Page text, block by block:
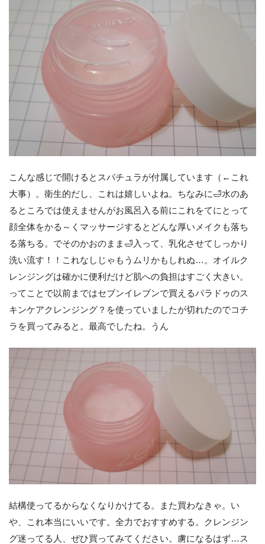
こんな感じで開けるとスパチュラが付属しています（←これ
大事）。衛生的だし、これは嬉しいよね。ちなみに🛁水のあ
るところでは使えませんがお風呂入る前にこれをてにとって
顔全体をかる～くマッサージするとどんな厚いメイクも落ち
る落ちる。でそのかおのまま🛁入って、乳化させてしっかり
洗い流す！！これなしじゃもうムリかもしれぬ…。オイルク
レンジングは確かに便利だけど肌への負担はすごく大きい。
ってことで以前まではセブンイレブンで買えるパラドゥのス
キンケアクレンジング？を使っていましたが切れたのでコチ
ラを買ってみると。最高でしたね。うん
結構使ってるからなくなりかけてる。また買わなきゃ。い
や、これ本当にいいです。全力でおすすめする。クレンジン
グ迷ってる人、ぜひ買ってみてください。虜になるはず…ス